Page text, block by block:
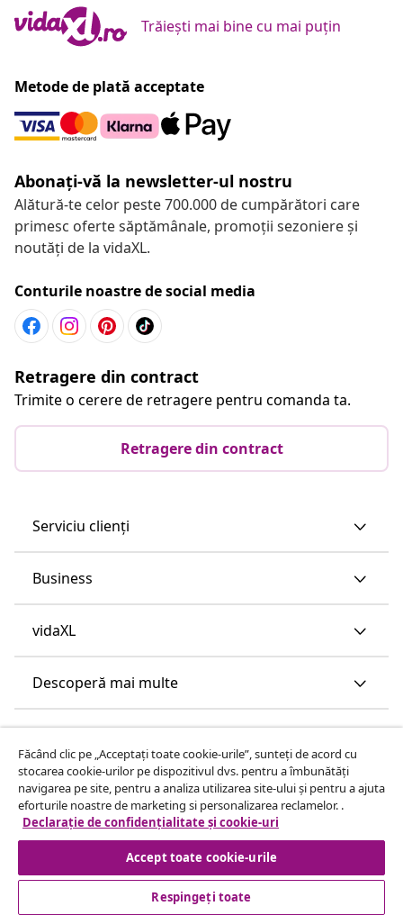
Trăiești mai bine cu mai puțin
Metode de plată acceptate
Abonați-vă la newsletter-ul nostru
Alătură-te celor peste 700.000 de cumpărători care
primesc oferte săptămânale, promoții sezoniere și
noutăți de la vidaXL.
Conturile noastre de social media
Retragere din contract
Trimite o cerere de retragere pentru comanda ta.
Retragere din contract
Serviciu clienți
Business
vidaXL
Descoperă mai multe
Făcând clic pe „Acceptați toate cookie-urile”, sunteți de acord cu
stocarea cookie-urilor pe dispozitivul dvs. pentru a îmbunătăți
navigarea pe site, pentru a analiza utilizarea site-ului și pentru a ajuta
eforturile noastre de marketing si personalizarea reclamelor. .
Declarație de confidențialitate și cookie-uri
Accept toate cookie-urile
Respingeți toate